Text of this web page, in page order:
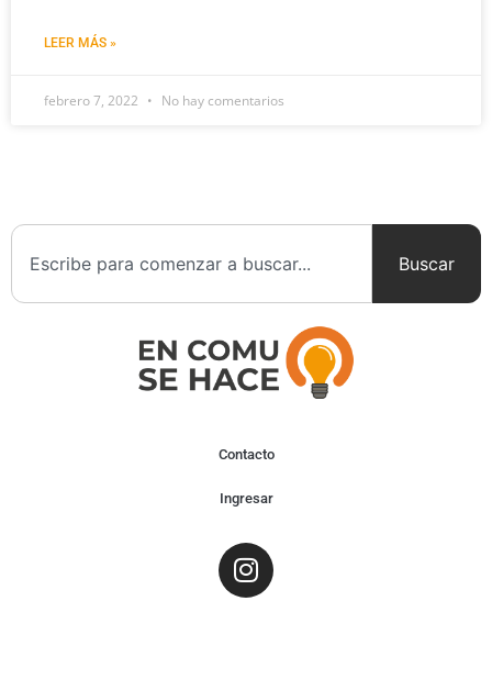
LEER MÁS »
febrero 7, 2022 No hay comentarios
Buscar
Contacto
Ingresar